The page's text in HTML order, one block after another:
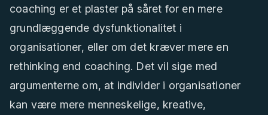
coaching er et plaster på såret for en mere
grundlæggende dysfunktionalitet i
organisationer, eller om det kræver mere en
rethinking end coaching. Det vil sige med
argumenterne om, at individer i organisationer
kan være mere menneskelige, kreative,